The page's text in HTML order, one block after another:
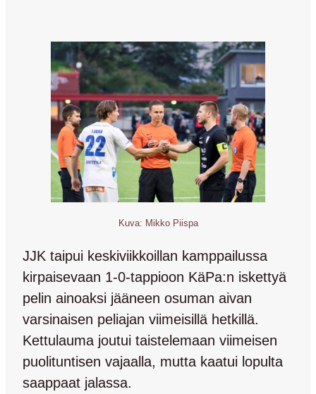
Kuva: Mikko Piispa
JJK taipui keskiviikkoillan kamppailussa
kirpaisevaan 1-0-tappioon KäPa:n iskettyä
pelin ainoaksi jääneen osuman aivan
varsinaisen peliajan viimeisillä hetkillä.
Kettulauma joutui taistelemaan viimeisen
puolituntisen vajaalla, mutta kaatui lopulta
saappaat jalassa.